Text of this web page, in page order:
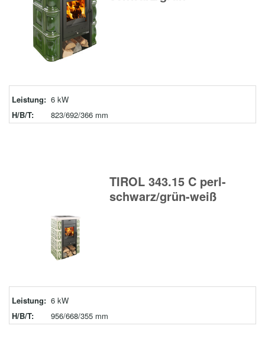
Leistung: 6 kW
H/B/T:
823/692/366 mm
TIROL 343.15 C perl-
schwarz/grün-weiß
Leistung: 6 kW
H/B/T:
956/668/355 mm